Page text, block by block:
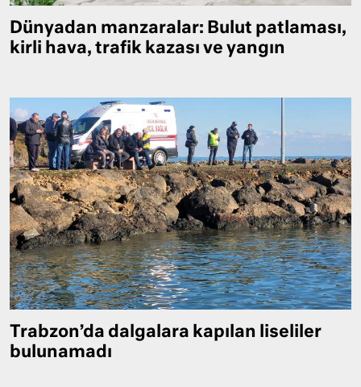
Dünyadan manzaralar: Bulut patlaması,
kirli hava, trafik kazası ve yangın
Trabzon’da dalgalara kapılan liseliler
bulunamadı